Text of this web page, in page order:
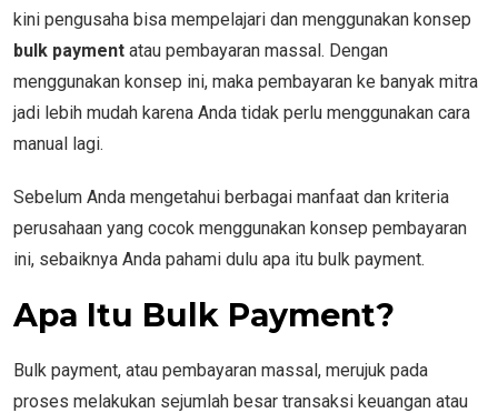
kini pengusaha bisa mempelajari dan menggunakan konsep
bulk payment atau pembayaran massal. Dengan
menggunakan konsep ini, maka pembayaran ke banyak mitra
jadi lebih mudah karena Anda tidak perlu menggunakan cara
manual lagi.
Sebelum Anda mengetahui berbagai manfaat dan kriteria
perusahaan yang cocok menggunakan konsep pembayaran
ini, sebaiknya Anda pahami dulu apa itu bulk payment.
Apa Itu Bulk Payment?
Bulk payment, atau pembayaran massal, merujuk pada
proses melakukan sejumlah besar transaksi keuangan atau